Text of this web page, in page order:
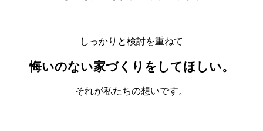
しっかりと検討を重ねて
悔いのない家づくりをしてほしい。
それが私たちの想いです。